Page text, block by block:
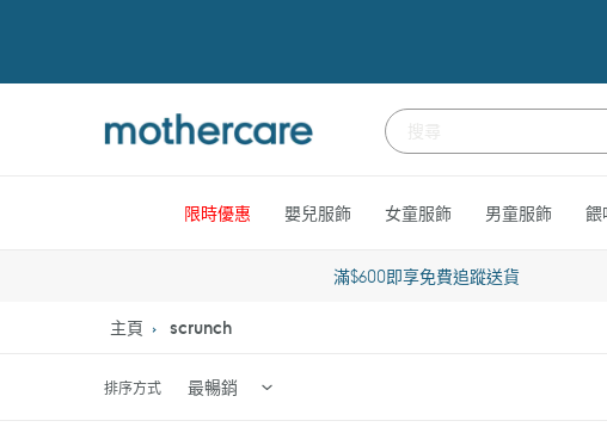
容
限時優惠 嬰兒服飾 女童服飾 男童服飾 餵
滿$600即享免費追蹤送貨
主頁 scrunch
排序方式